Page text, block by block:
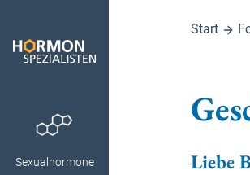
Sexualhormone
Start
Liebe